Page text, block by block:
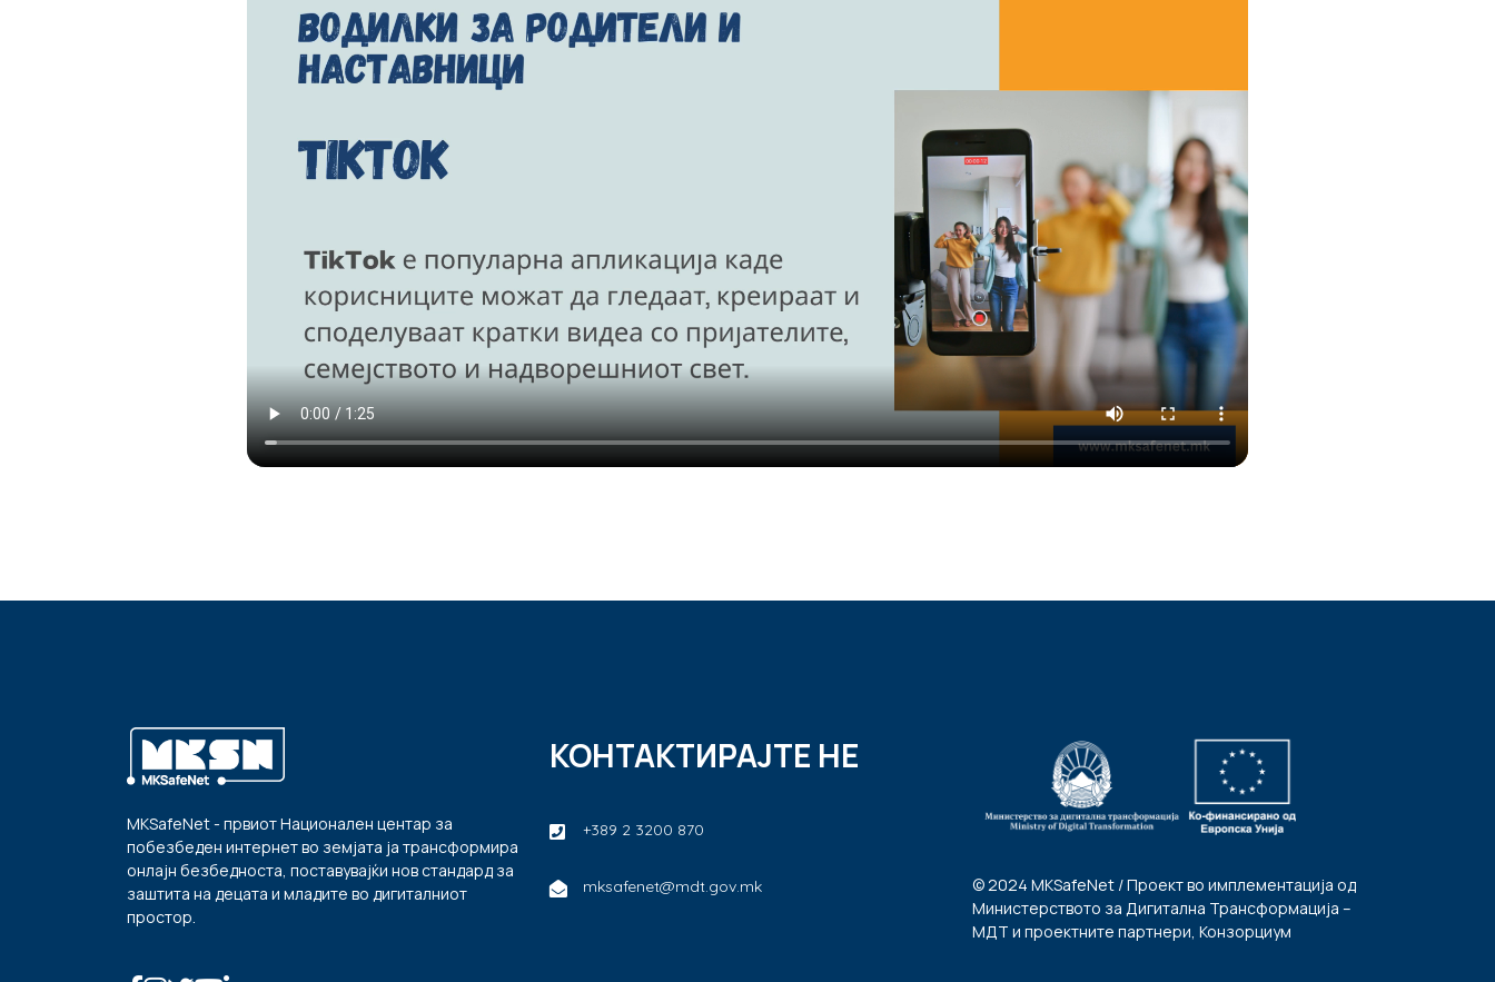
MKSafeNet - првиот Национален центар за
побезбеден интернет во земјата ја трансформира
онлајн безбедноста, поставувајќи нов стандард за
заштита на децата и младите во дигиталниот
простор.
КОНТАКТИРАЈТЕ НЕ
+389 2 3200 870
mksafenet@mdt.gov.mk
© 2024 MKSafeNet / Проект во имплементација од
Министерството за Дигитална Трансформација –
МДТ и проектните партнери, Конзорциум